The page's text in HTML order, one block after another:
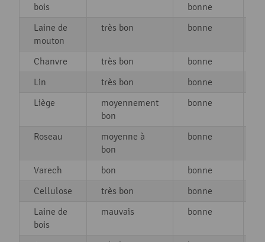
bois
bonne
Laine de
mouton
très bon bonne
Chanvre très bon bonne
Lin
très bon bonne
Liège
moyennement
bon
bonne
Roseau
moyenne à
bon
bonne
Varech bon bonne
Cellulose
très bon bonne
Laine de
bois
mauvais bonne